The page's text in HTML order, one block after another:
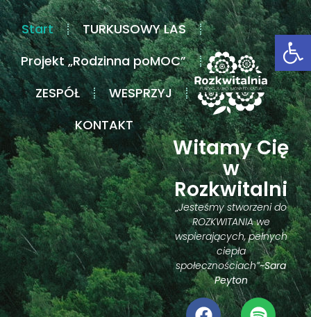
Start
TURKUSOWY LAS
Projekt „Rodzinna poMOC”
ZESPÓŁ
WESPRZYJ
KONTAKT
Witamy Cię
w
Rozkwitalni
„Jesteśmy stworzeni do
ROZKWITANIA we
wspierających, pełnych
ciepła
społecznościach”~Sara
Peyton